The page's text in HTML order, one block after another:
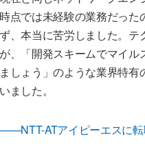
時点では未経験の業務だっ
ず、本当に苦労しました。
が、「開発スキームでマイル
ましょう」のような業界特
いました。
——NTT-ATアイピーエスに